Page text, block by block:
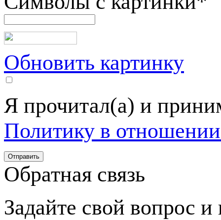
Обновить картинку
Я прочитал(а) и
Политику в
Обратная связь
Задайте свой вопрос